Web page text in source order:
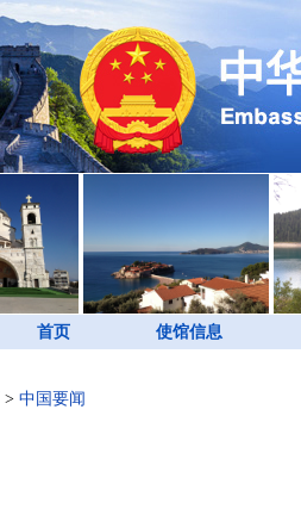
首页 使馆信息
> 中国要闻